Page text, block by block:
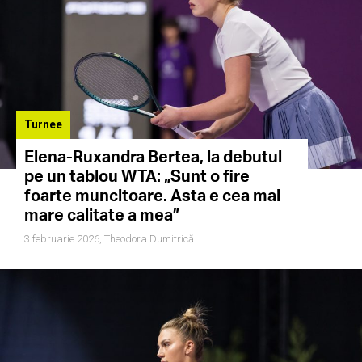
Turnee
Elena-Ruxandra Bertea, la debutul
pe un tablou WTA: „Sunt o fire
foarte muncitoare. Asta e cea mai
mare calitate a mea”
3 februarie 2026, Theodora Dumitrică